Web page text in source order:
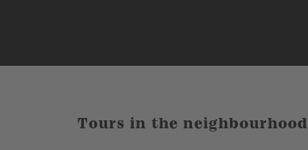
Tours in the neighbourhood